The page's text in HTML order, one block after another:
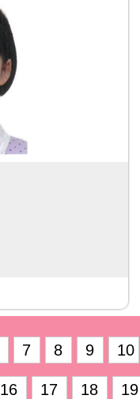
7 8 9 10
16 17 18 19